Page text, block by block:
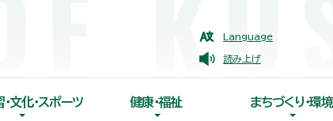
Language
読み上げ
文化・スポーツ 健康・福祉 まちづくり・環境